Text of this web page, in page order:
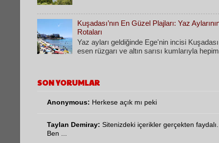
Kuşadası’nın En Güzel Plajları: Yaz
Rotaları
​Yaz ayları geldiğinde Ege'nin incisi
esen rüzgarı ve altın sarısı kumlarıyla
SON YORUMLAR
Anonymous: Herkese açık mı peki
Taylan Demiray: Sitenizdeki içerikler gerçekten faydalı.
Ben ...